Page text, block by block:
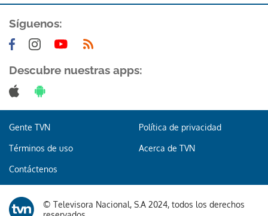
Síguenos:
Descubre nuestras apps:
Gente TVN Política de privacidad
Términos de uso Acerca de TVN
Contáctenos
© Televisora Nacional, S.A 2024, todos los derechos